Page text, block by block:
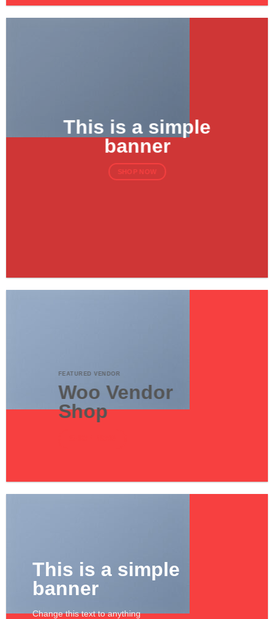
This is a simple
banner
SHOP NOW
FEATURED VENDOR
Woo Vendor
Shop
This is a simple
banner
Change this text to anything